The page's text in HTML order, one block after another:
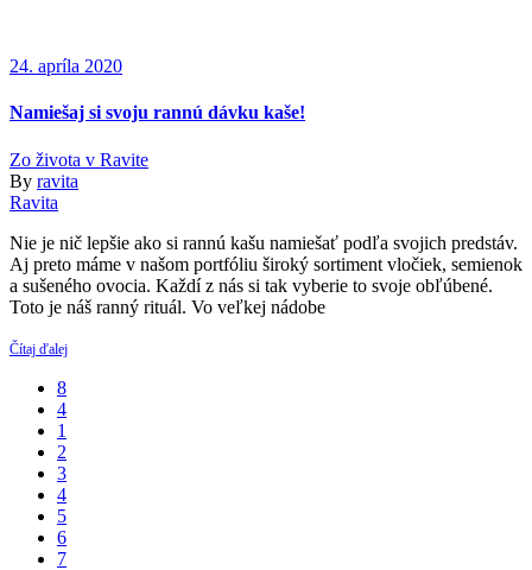
24. apríla 2020
Namiešaj si svoju rannú dávku kaše!
Zo života v Ravite
By ravita
Ravita
Nie je nič lepšie ako si rannú kašu namiešať podľa svojich predstáv.
Aj preto máme v našom portfóliu široký sortiment vločiek, semienok
a sušeného ovocia. Každí z nás si tak vyberie to svoje obľúbené.
Toto je náš ranný rituál. Vo veľkej nádobe
1
2
3
4
5
6
7